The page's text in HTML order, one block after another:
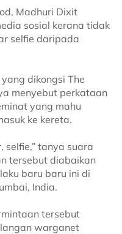
Madhuri Dixit
sosial kerana tidak
selfie daripada
dikongsi The
menyebut perkataan
yang mahu
ke kereta.
selfie,” tanya suara
tersebut diabaikan
baru baru ini di
India.
tersebut
warganet